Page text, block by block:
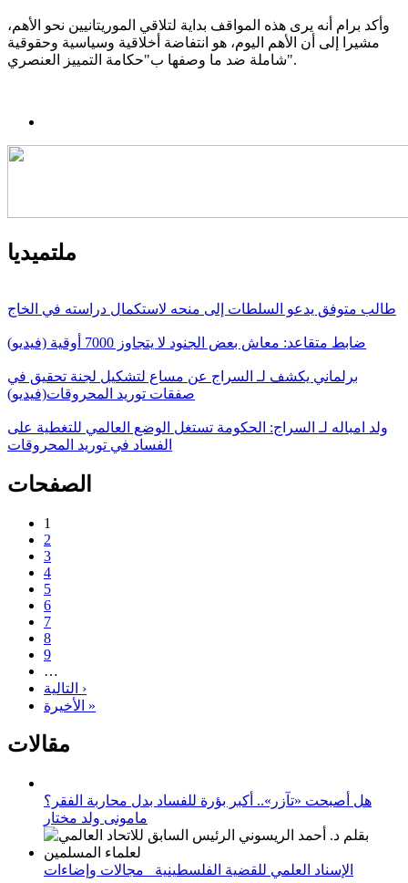
وأكد برام أنه يرى هذه المواقف بداية لتلاقي الموريتانيين نحو الأهم،
مشيرا إلى أن الأهم اليوم، هو انتفاضة أخلاقية وسياسية وحقوقية
شاملة ضد ما وصفها ب"حكامة التمييز العنصري".
ملتميديا
طالب متوفق يدعو السلطات إلى منحه لاستكمال دراسته في الخاج
ضابط متقاعد: معاش بعض الجنود لا يتجاوز 7000 أوقية (فيديو)
برلماني يكشف لـ السراج عن مساع لتشكيل لجنة تحقيق في
صفقات توريد المحروقات(فيديو)
ولد امباله لـ السراج: الحكومة تستغل الوضع العالمي للتغطية على
الفساد في توريد المحروقات
الصفحات
1
2
3
4
5
6
7
8
9
…
التالية ›
الأخيرة »
مقالات
هل أصبحت «تآزر».. أكبر بؤرة للفساد بدل محاربة الفقر؟
مامونى ولد مختار
الإسناد العلمي للقضية الفلسطينية_ مجالات وإضاءات